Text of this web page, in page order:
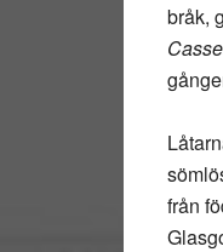
bråk,
från